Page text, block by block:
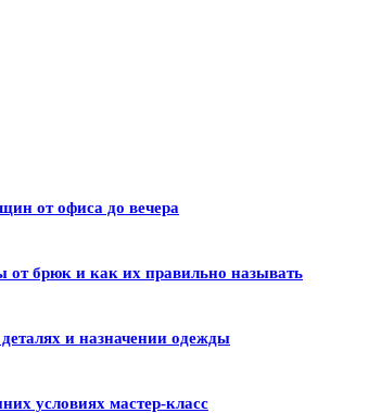
от офиса до вечера
от брюк и как их правильно называть
и назначении одежды
условиях мастер-класс